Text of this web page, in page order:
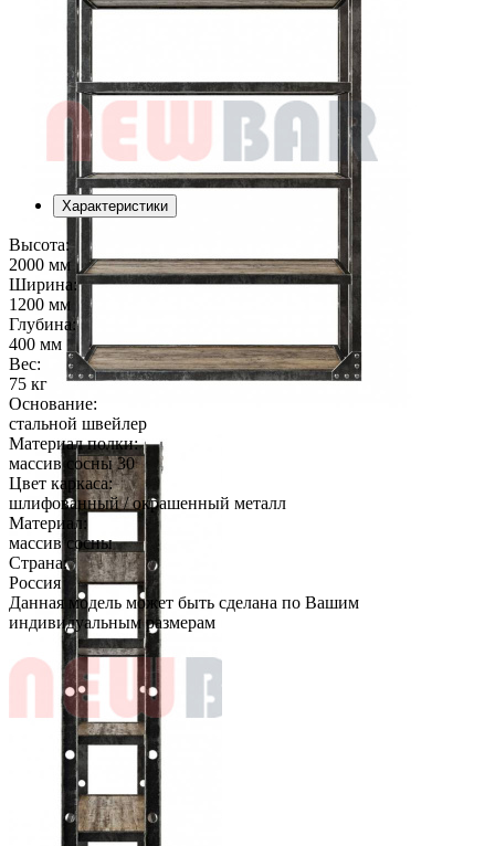
Характеристики
Высота:
2000 мм
Ширина:
1200 мм
Глубина:
400 мм
Вес:
75 кг
Основание:
стальной швейлер
Материал полки:
массив сосны 30
Цвет каркаса:
шлифованный / окрашенный металл
Материал:
массив сосны
Страна:
Россия
Данная модель может быть сделана по Вашим
индивидуальным размерам